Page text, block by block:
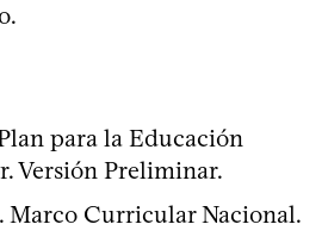
para la Educación
Versión Preliminar.
Marco Curricular Nacional.